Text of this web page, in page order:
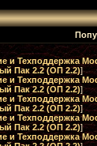
и Техподдержка
Пак 2.2 (ОП 2.2)]
и Техподдержка
Пак 2.2 (ОП 2.2)]
и Техподдержка
Пак 2.2 (ОП 2.2)]
и Техподдержка
Пак 2.2 (ОП 2.2)]
и Техподдержка